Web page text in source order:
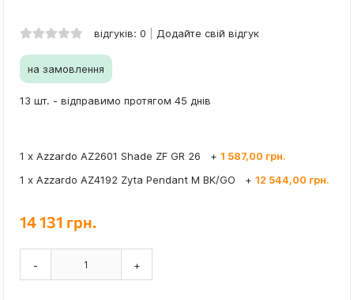
відгуків: 0 Додайте свій відгук
на замовлення
13 шт. - відправимо протягом 45 днів
1 x Azzardo AZ2601 Shade ZF GR 26 + 1 587,00 грн.
1 x Azzardo AZ4192 Zyta Pendant M BK/GO
+ 12 544,00 грн.
14 131 грн.
- +